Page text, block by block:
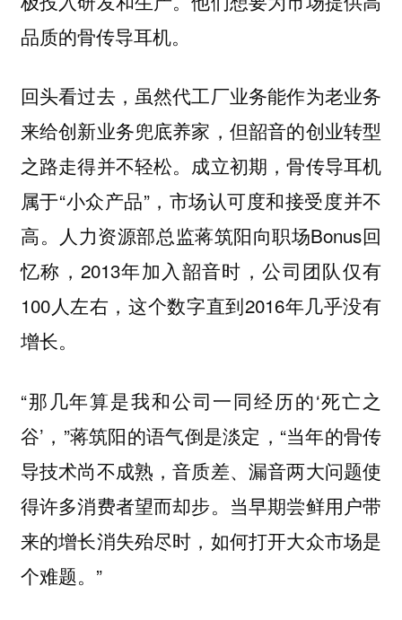
品质的骨传导耳机。
回头看过去，虽然代工厂业务能作为老业务
来给创新业务兜底养家，但韶音的创业转型
之路走得并不轻松。成立初期，骨传导耳机
属于“小众产品”，市场认可度和接受度并不
高。人力资源部总监蒋筑阳向职场Bonus回
忆称，2013年加入韶音时，公司团队仅有
100人左右，这个数字直到2016年几乎没有
增长。
“那几年算是我和公司一同经历的‘死亡之
谷’，”蒋筑阳的语气倒是淡定，“当年的骨传
导技术尚不成熟，音质差、漏音两大问题使
得许多消费者望而却步。 当早期尝鲜用户带
来的增长消失殆尽时，如何打开大众市场是
个难题。 ”